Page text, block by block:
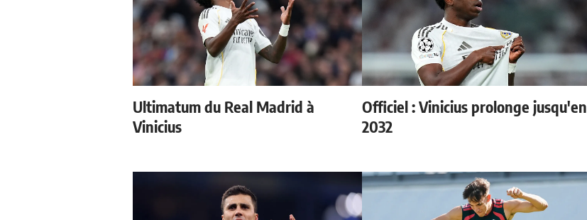
Ultimatum du Real Madrid à
Vinicius
Officiel : Vinicius prolonge jusqu'en
2032